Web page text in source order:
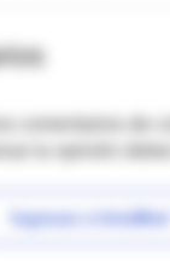
comentarios de
Ingresar a IntraMed